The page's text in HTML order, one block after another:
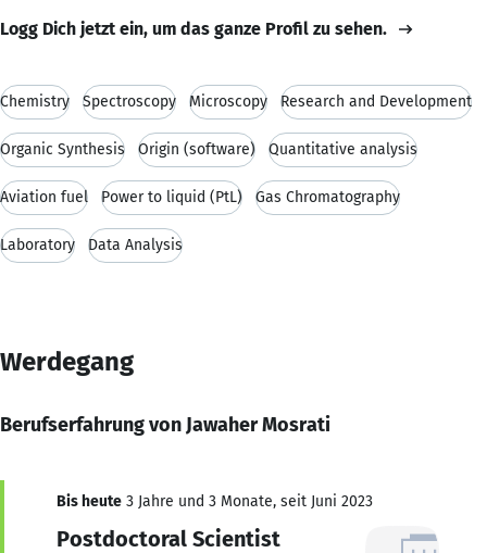
Logg Dich jetzt ein, um das ganze Profil zu sehen.
Chemistry Spectroscopy Microscopy Research and Development
Organic Synthesis Origin (software) Quantitative analysis
Aviation fuel Power to liquid (PtL) Gas Chromatography
Laboratory Data Analysis
Werdegang
Berufserfahrung von Jawaher Mosrati
Bis heute 3 Jahre und 3 Monate, seit Juni 2023
Postdoctoral Scientist